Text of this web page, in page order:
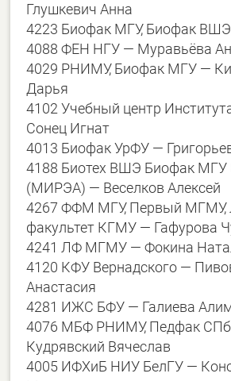
Глушкевич Анна
4223 Биофак МГУ, Биофак
4088 ФЕН НГУ — Муравьёва
4029 РНИМУ, Биофак МГУ —
Дарья
4102 Учебный центр
Сонец Игнат
4013 Биофак УрФУ —
4188 Биотех ВШЭ Биофак МГУ
(МИРЭА) — Веселков Алексей
4267 ФФМ МГУ, Первый МГМУ,
факультет КГМУ — Гафурова
4241 ЛФ МГМУ — Фокина
4120 КФУ Вернадского —
Анастасия
4281 ИЖС БФУ — Галиева
4076 МБФ РНИМУ, Педфак
Кудрявский Вячеслав
4005 ИФХиБ НИУ БелГУ —